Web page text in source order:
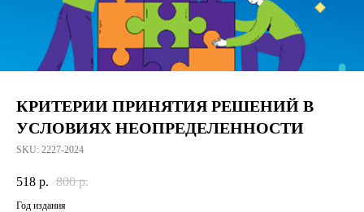
КРИТЕРИИ ПРИНЯТИЯ РЕШЕНИЙ В
УСЛОВИЯХ НЕОПРЕДЕЛЕННОСТИ
SKU: 2227-2024
518 р. 800 р.
Год издания